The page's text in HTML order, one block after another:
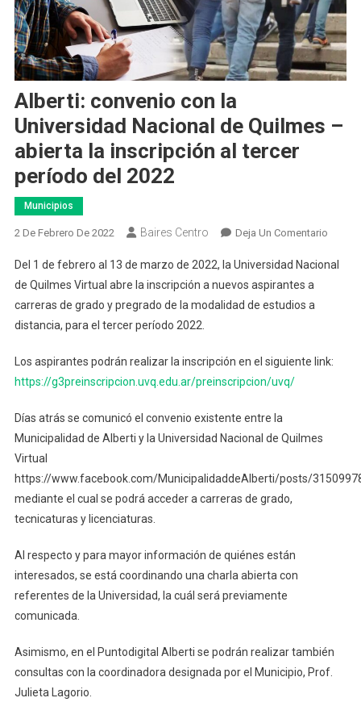
Alberti: convenio con la
Universidad Nacional de Quilmes –
abierta la inscripción al tercer
período del 2022
Municipios
2 De Febrero De 2022 Baires Centro Deja Un ComentarioEn
De
Al
Del 1 de febrero al 13 de marzo de 2022, la Universidad Nacional
de Quilmes Virtual abre la inscripción a nuevos aspirantes a
carreras de grado y pregrado de la modalidad de estudios a
distancia, para el tercer período 2022.
Los aspirantes podrán realizar la inscripción en el siguiente link:
https://g3preinscripcion.uvq.edu.ar/preinscripcion/uvq/
Días atrás se comunicó el convenio existente entre la
Municipalidad de Alberti y la Universidad Nacional de Quilmes
Virtual
https://www.facebook.com/MunicipalidaddeAlberti/posts/
mediante el cual se podrá acceder a carreras de grado,
tecnicaturas y licenciaturas.
Al respecto y para mayor información de quiénes están
interesados, se está coordinando una charla abierta con
referentes de la Universidad, la cuál será previamente
comunicada.
Asimismo, en el Puntodigital Alberti se podrán realizar también
consultas con la coordinadora designada por el Municipio, Prof.
Julieta Lagorio.